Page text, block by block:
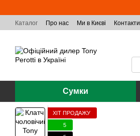
Каталог Про нас Ми в Києві Контакти
Сумки
ХІТ ПРОДАЖУ
5